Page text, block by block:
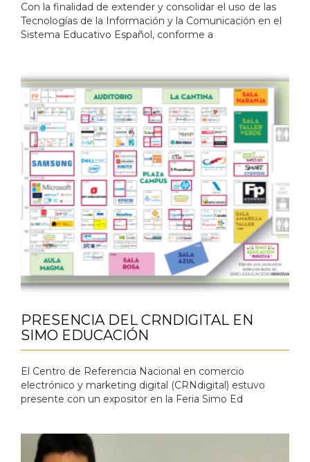
Con la finalidad de extender y consolidar el uso de las
Tecnologías de la Información y la Comunicación en el
Sistema Educativo Español, conforme a
PRESENCIA DEL CRNDIGITAL EN
SIMO EDUCACIÓN
El Centro de Referencia Nacional en comercio
electrónico y marketing digital (CRNdigital) estuvo
presente con un expositor en la Feria Simo Ed